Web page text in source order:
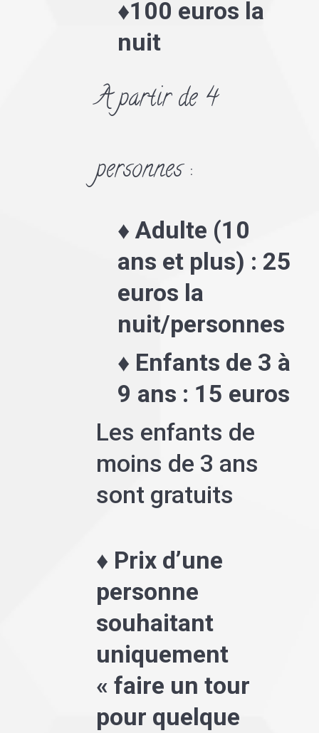
♦100 euros la
nuit
A partir de 4
personnes :
♦ Adulte (10
ans et plus) : 25
euros la
nuit/personnes
♦ Enfants de 3 à
9 ans : 15 euros
Les enfants de
moins de 3 ans
sont gratuits
♦ Prix d’une
personne
souhaitant
uniquement
« faire un tour
pour quelque